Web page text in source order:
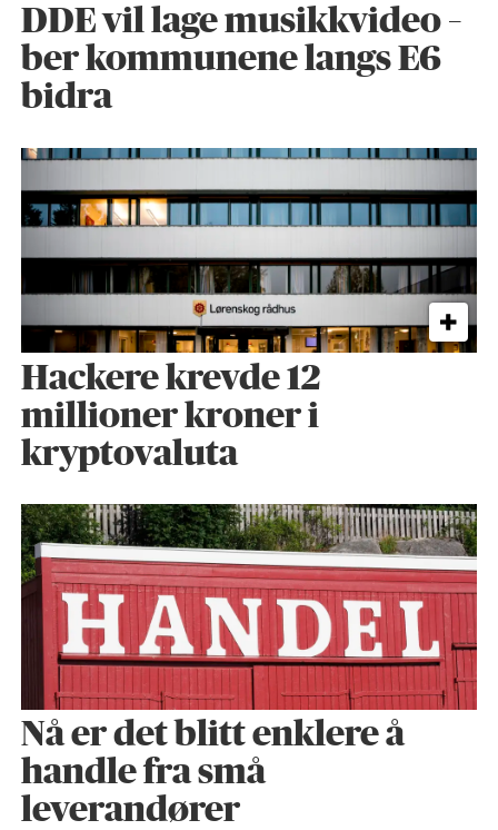
DDE vil lage musikkvideo –
ber kommunene langs E6
bidra
Hackere krevde 12
millioner kroner i
kryptovaluta
Nå er det blitt enklere å
handle fra små
leverandører